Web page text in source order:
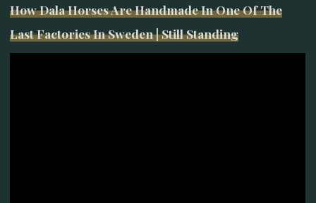
How Dala Horses Are Handmade In One Of The
Last Factories In Sweden | Still Standing